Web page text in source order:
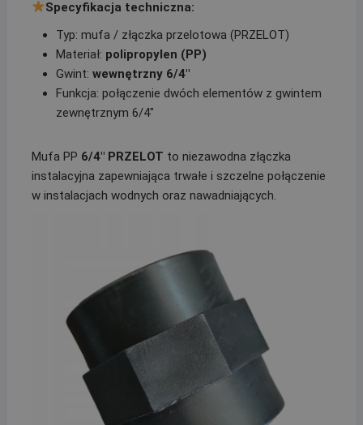
Specyfikacja techniczna:
Typ: mufa / złączka przelotowa (PRZELOT)
Materiał: polipropylen (PP)
Gwint: wewnętrzny 6/4″
Funkcja: połączenie dwóch elementów z gwintem
zewnętrznym 6/4″
Mufa PP 6/4″ PRZELOT to niezawodna złączka
instalacyjna zapewniająca trwałe i szczelne połączenie
w instalacjach wodnych oraz nawadniających.